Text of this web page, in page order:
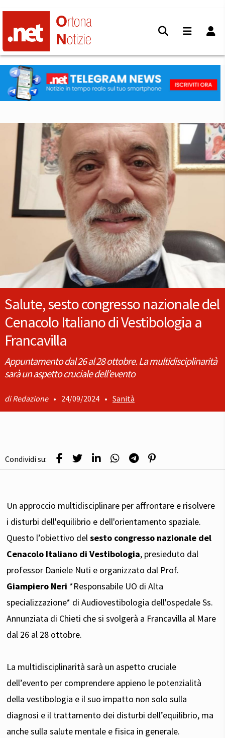
Salute, sesto congresso nazionale del
Cenacolo Italiano di Vestibologia a
Francavilla
Appuntamento dal 26 al 28 ottobre. La multidisciplinarità
sarà un aspetto cruciale dell’evento
Redazione • 24/09/2024 • Sanità
Condividi su:
Un approccio multidisciplinare per affrontare e risolvere
i disturbi dell'equilibrio e dell'orientamento spaziale.
Questo l’obiettivo delsesto congresso nazionale del
Cenacolo Italiano di Vestibologia, presieduto dal
professor Daniele Nuti e organizzato dal Prof.
Giampiero Neri *Responsabile UO di Alta
specializzazione* di Audiovestibologia dell'ospedale Ss.
Annunziata di Chieti che si svolgerà a Francavilla al Mare
dal 26 al 28 ottobre.
La multidisciplinarità sarà un aspetto cruciale
dell’evento per comprendere appieno le potenzialità
della vestibologia e il suo impatto non solo sulla
diagnosi e il trattamento dei disturbi dell’equilibrio, ma
anche sulla salute mentale e fisica in generale.